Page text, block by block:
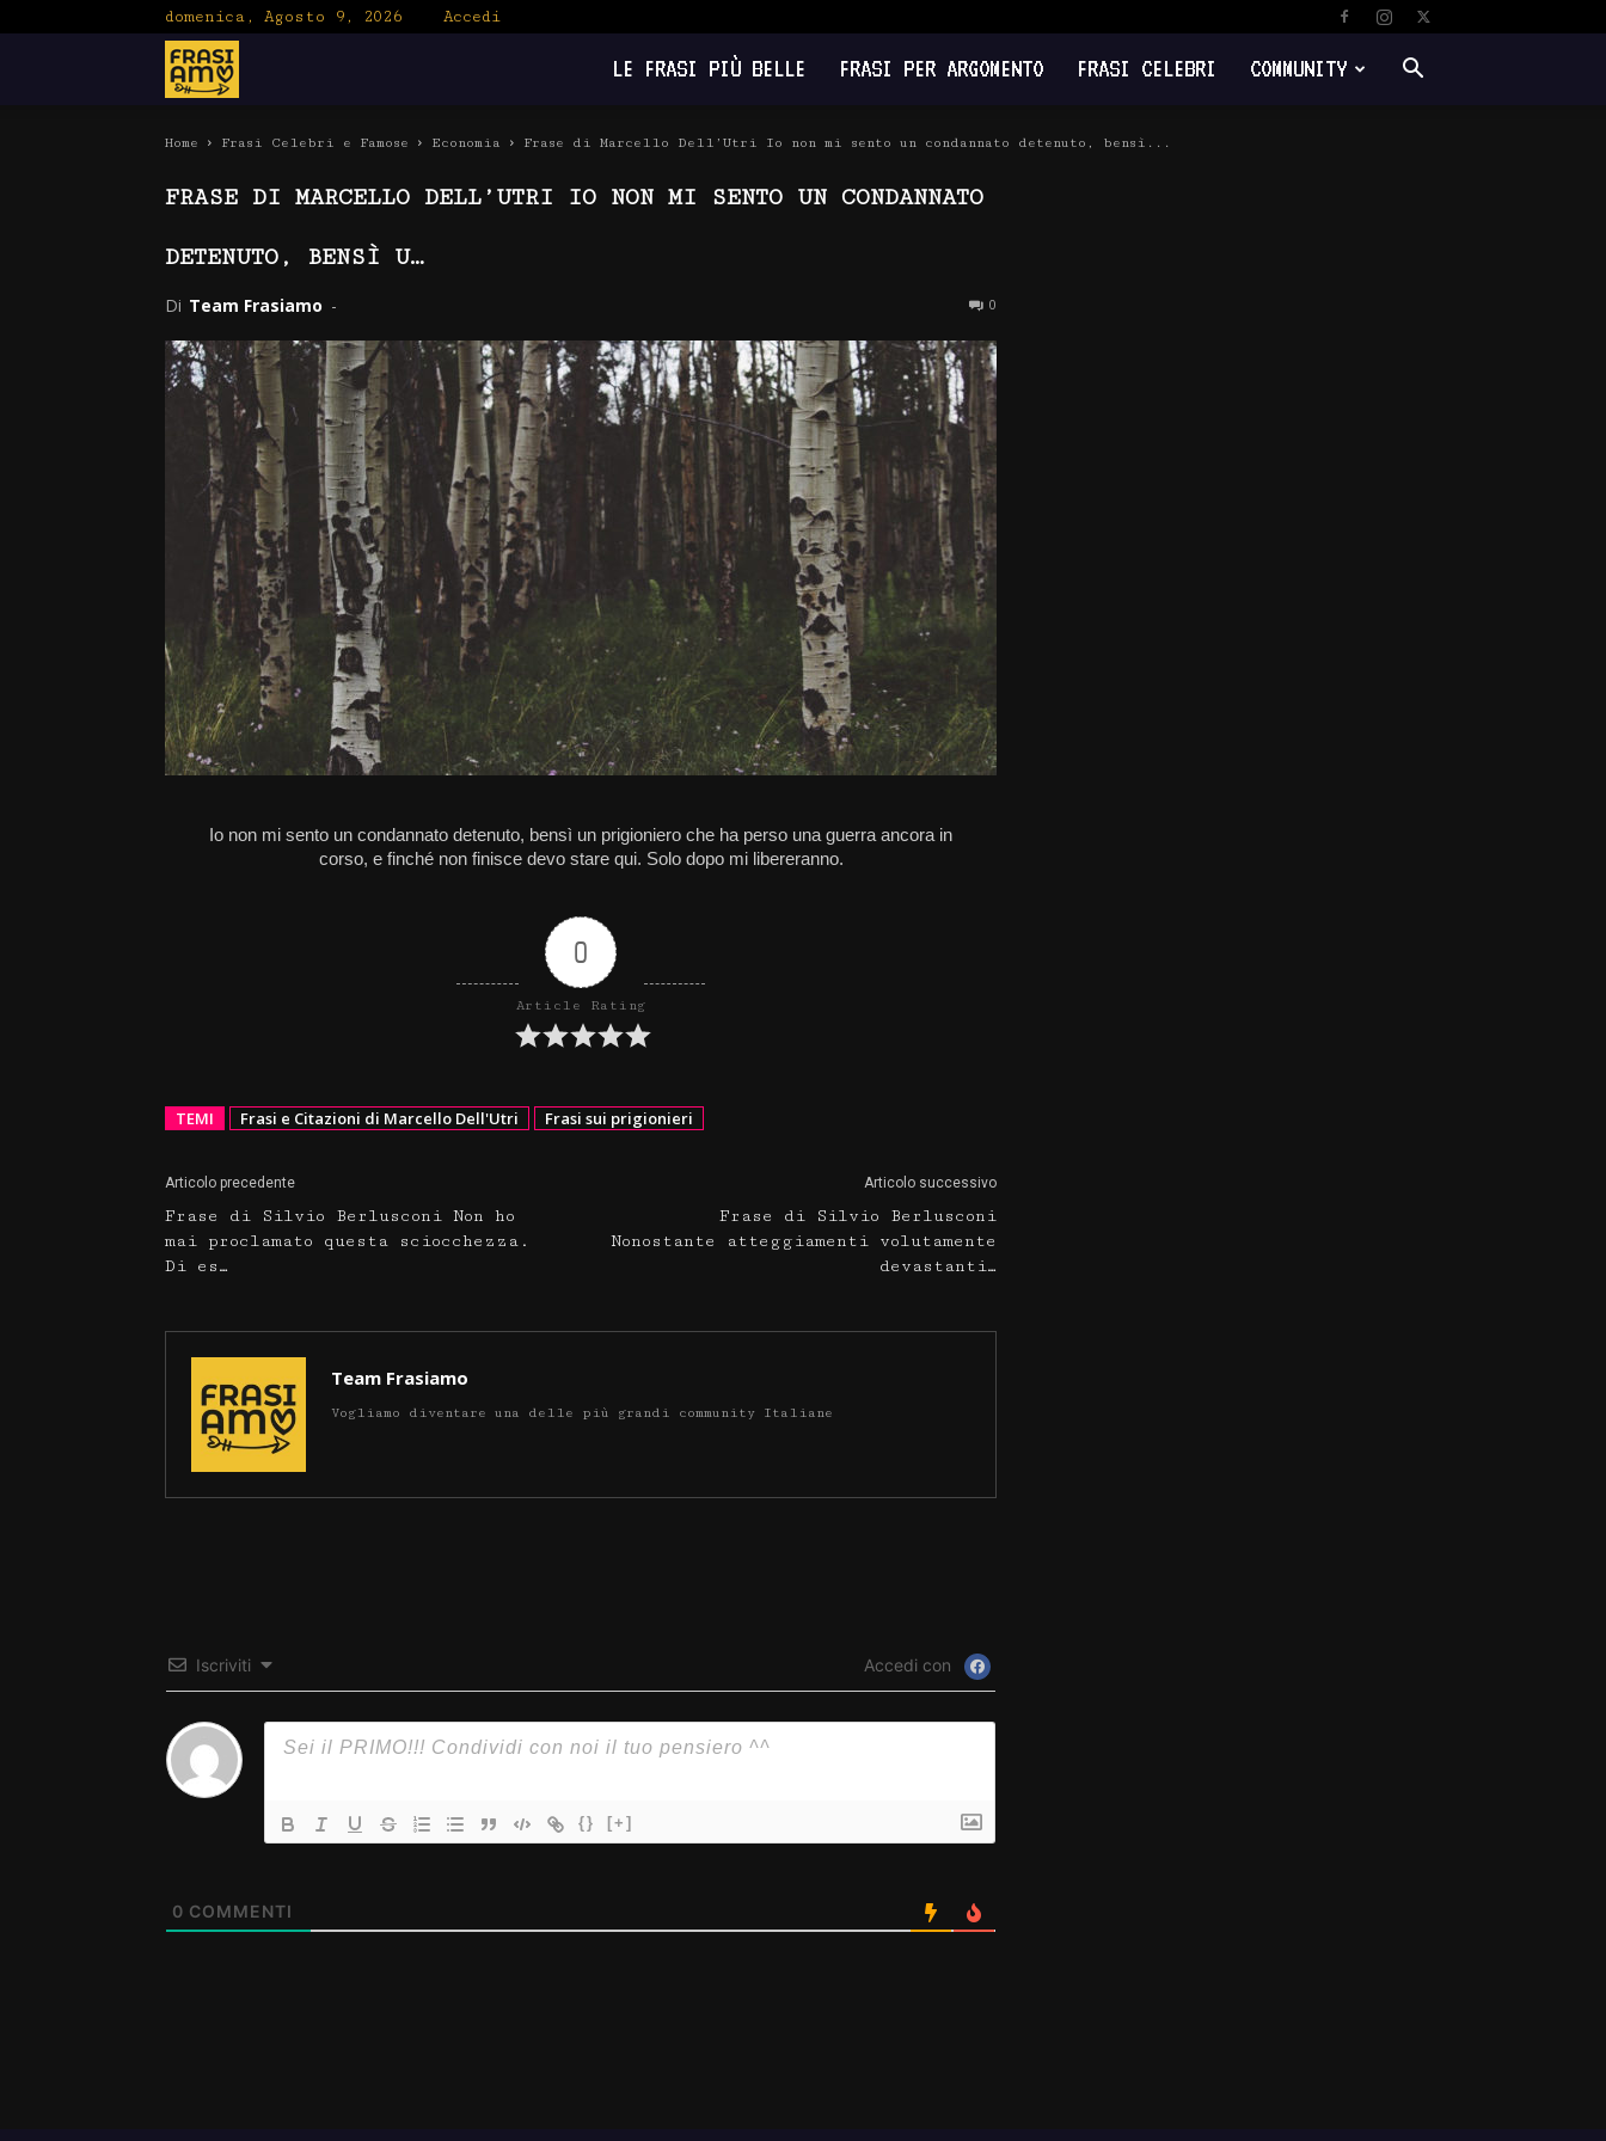
domenica, Agosto 9, 2026 Accedi
LE FRASI PIÙ BELLE FRASI PER ARGOMENTO FRASI CELEBRI COMMUNITY
Home Frasi Celebri e Famose Economia Frase di Marcello Dell’Utri Io non mi sento un condannato detenuto, bensì...
FRASE DI MARCELLO DELL’UTRI IO NON MI SENTO UN CONDANNATO
DETENUTO, BENSÌ U…
Di Team Frasiamo - 0
Io non mi sento un condannato detenuto, bensì un prigioniero che ha perso una guerra ancora in
corso, e finché non finisce devo stare qui. Solo dopo mi libereranno.
0
Article Rating
TEMI Frasi e Citazioni di Marcello Dell'Utri Frasi sui prigionieri
Articolo precedente
Frase di Silvio Berlusconi Non ho
mai proclamato questa sciocchezza.
Di es…
Articolo successivo
Frase di Silvio Berlusconi
Nonostante atteggiamenti volutamente
devastanti…
Team Frasiamo
Vogliamo diventare una delle più grandi community Italiane
Iscriviti Accedi con
{} [+]
0 COMMENTI